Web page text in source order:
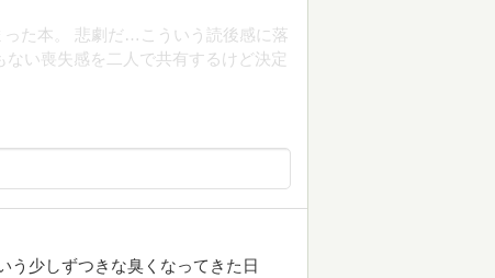
た本。 悲劇だ…こういう読後感に落
い喪失感を二人で共有するけど決定
う少しずつきな臭くなってきた日